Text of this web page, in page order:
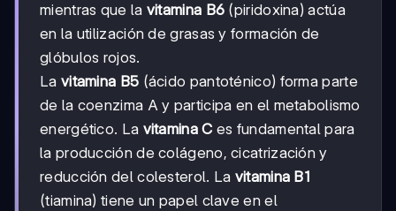
mientras que la vitamina B6 (piridoxina) actúa
en la utilización de grasas y formación de
glóbulos rojos.
La vitamina B5 (ácido pantoténico) forma parte
de la coenzima A y participa en el metabolismo
energético. La vitamina C es fundamental para
la producción de colágeno, cicatrización y
reducción del colesterol. La vitamina B1
(tiamina) tiene un papel clave en el